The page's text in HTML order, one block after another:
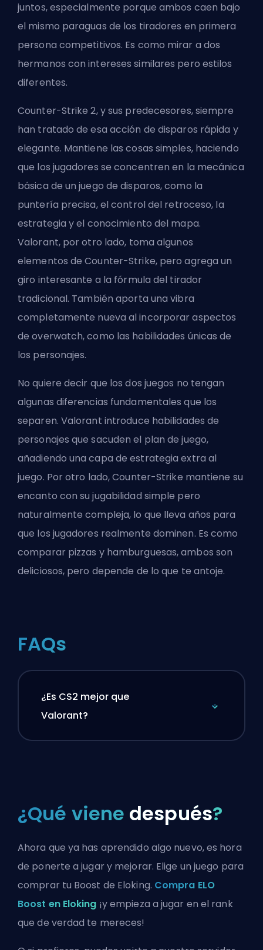
juntos, especialmente porque ambos caen bajo
el mismo paraguas de los tiradores en primera
persona competitivos. Es como mirar a dos
hermanos con intereses similares pero estilos
diferentes.
Counter-Strike 2, y sus predecesores, siempre
han tratado de esa acción de disparos rápida y
elegante. Mantiene las cosas simples, haciendo
que los jugadores se concentren en la mecánica
básica de un juego de disparos, como la
puntería precisa, el control del retroceso, la
estrategia y el conocimiento del mapa.
Valorant, por otro lado, toma algunos
elementos de Counter-Strike, pero agrega un
giro interesante a la fórmula del tirador
tradicional. También aporta una vibra
completamente nueva al incorporar aspectos
de overwatch, como las habilidades únicas de
los personajes.
No quiere decir que los dos juegos no tengan
algunas diferencias fundamentales que los
separen. Valorant introduce habilidades de
personajes que sacuden el plan de juego,
añadiendo una capa de estrategia extra al
juego. Por otro lado, Counter-Strike mantiene su
encanto con su jugabilidad simple pero
naturalmente compleja, lo que lleva años para
que los jugadores realmente dominen. Es como
comparar pizzas y hamburguesas, ambos son
deliciosos, pero depende de lo que te antoje.
FAQs
¿Es CS2 mejor que
Valorant?
¿Qué viene después?
Ahora que ya has aprendido algo nuevo, es hora
de ponerte a jugar y mejorar. Elige un juego para
comprar tu Boost de Eloking. Compra ELO
Boost en Eloking ¡y empieza a jugar en el rank
que de verdad te mereces!